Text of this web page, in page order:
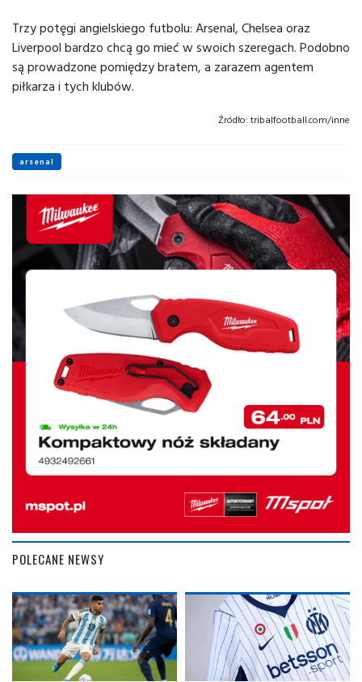
Trzy potęgi angielskiego futbolu: Arsenal, Chelsea oraz
Liverpool bardzo chcą go mieć w swoich szeregach. Podobno
są prowadzone pomiędzy bratem, a zarazem agentem
piłkarza i tych klubów.
Źródło: tribalfootball.com/inne
arsenal
POLECANE NEWSY